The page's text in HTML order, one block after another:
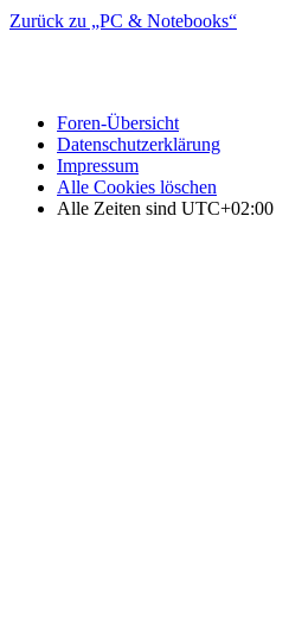
Zurück zu „PC & Notebooks“
Foren-Übersicht
Datenschutzerklärung
Impressum
Alle Cookies löschen
Alle Zeiten sind UTC+02:00